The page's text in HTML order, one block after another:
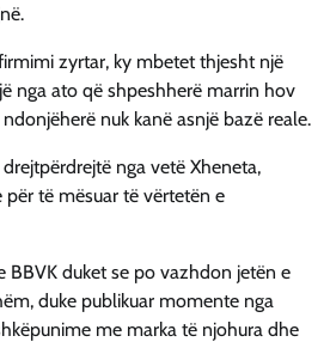
zyrtar, ky mbetet thjesht një
nga ato që shpeshherë marrin hov
nuk kanë asnjë bazë reale.
nga vetë Xheneta,
të mësuar të vërtetën e
BBVK duket se po vazhdon jetën e
duke publikuar momente nga
me marka të njohura dhe